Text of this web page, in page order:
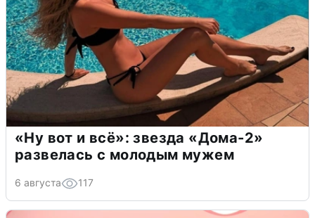
«Ну вот и всё»: звезда «Дома-2»
развелась с молодым мужем
6 августа 117